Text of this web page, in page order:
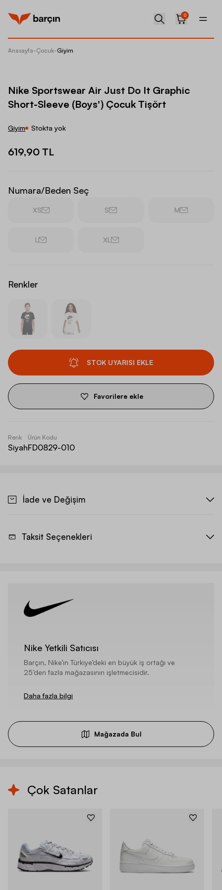
0
Anasayfa-Çocuk-Giyim
Nike Sportswear Air Just Do It Graphic
Short-Sleeve (Boys') Çocuk Tişört
Giyim Stokta yok
619,90 TL
Numara/Beden Seç
XS S M
L XL
Renkler
STOK UYARISI EKLE
Favorilere ekle
Renk
Siyah
Ürün Kodu
FD0829-010
İade ve Değişim
Taksit Seçenekleri
Nike Yetkili Satıcısı
Barçın, Nike’ın Türkiye’deki en büyük iş ortağı ve
25’den fazla mağazasının işletmecisidir.
Daha fazla bilgi
Mağazada Bul
Çok Satanlar